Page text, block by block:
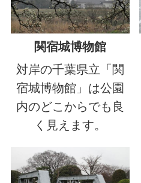
関宿城博物館
対岸の千葉県立「関
宿城博物館」は公園
内のどこからでも良
く見えます。